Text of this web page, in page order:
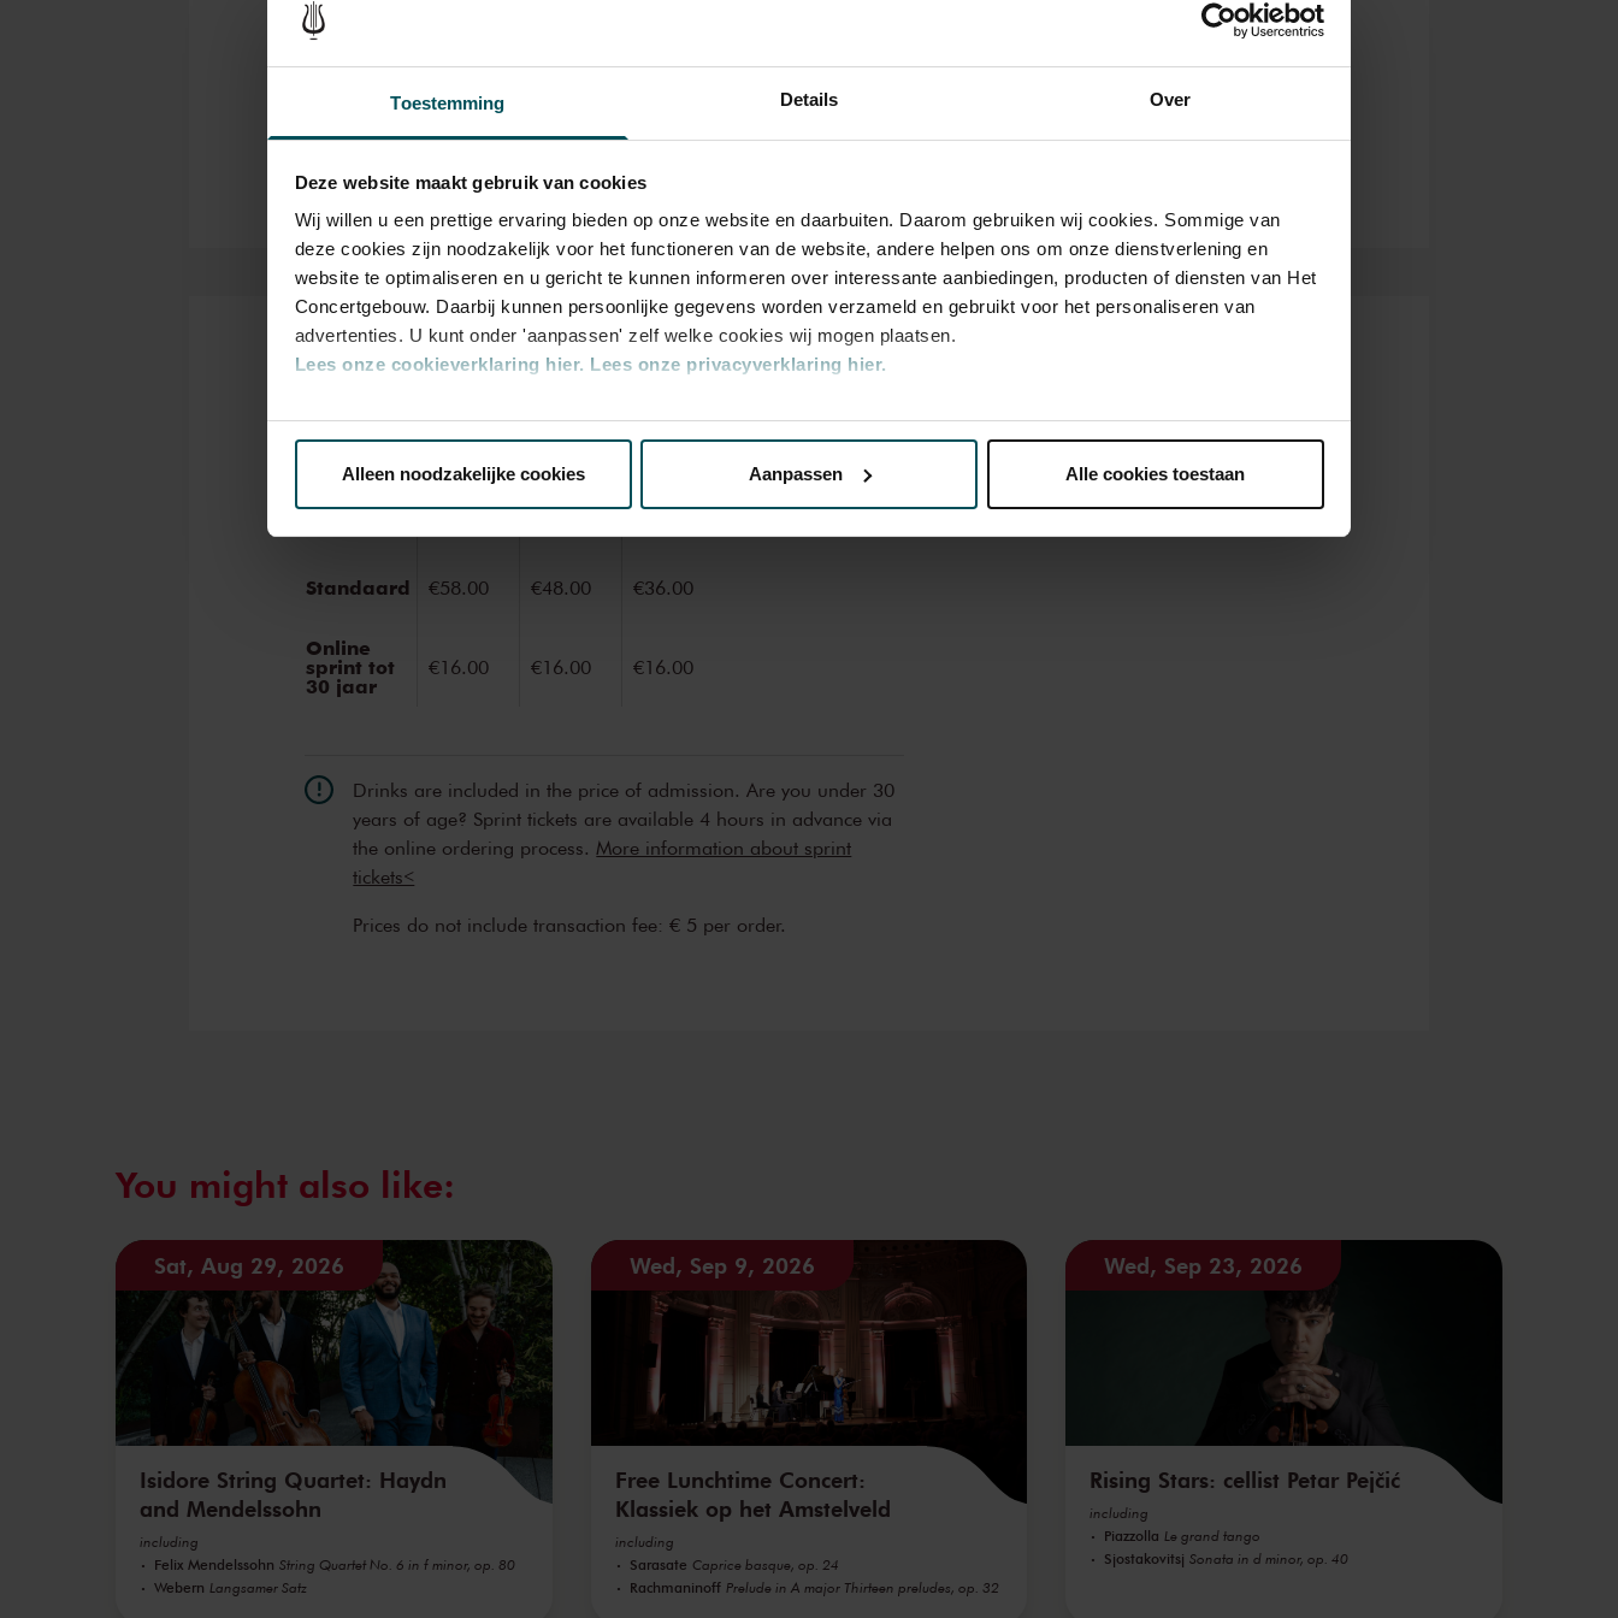
Toestemming Details Over
Deze website maakt gebruik van cookies
Wij willen u een prettige ervaring bieden op onze website en daarbuiten. Daarom gebruiken wij cookies. Sommige van
deze cookies zijn noodzakelijk voor het functioneren van de website, andere helpen ons om onze dienstverlening en
website te optimaliseren en u gericht te kunnen informeren over interessante aanbiedingen, producten of diensten van Het
Concertgebouw. Daarbij kunnen persoonlijke gegevens worden verzameld en gebruikt voor het personaliseren van
advertenties. U kunt onder 'aanpassen' zelf welke cookies wij mogen plaatsen.
Lees onze cookieverklaring hier. Lees onze privacyverklaring hier.
Via decookieverklaringop onze website kunt u uw toestemming op elk moment wijzigen of intrekken.
We werken samen met32 derdendie uw gegevens kunnen ontvangen en verwerken.
Alleen noodzakelijke cookies Aanpassen Alle cookies toestaan
hall is also cherished by musicians for its beautiful acoustics and direct
the Recital Hall for yourself!
Het Concertgebouw Eigen Programmering
Tickets
Category
Category
2
Standaard €58.00 €48.00 €36.00
Online
sprint tot
30 jaar
€16.00 €16.00 €16.00
Drinks are included in the price of admission. Are you under 30
years of age? Sprint tickets are available 4 hours in advance via
the online ordering process. More information about sprint
tickets<
Prices do not include transaction fee: € 5 per order.
You might also like:
Sat, Aug 29, 2026
Isidore String Quartet: Haydn
and Mendelssohn
including
Felix Mendelssohn String Quartet No. 6 in f minor, op. 80
Webern Langsamer Satz
Wed, Sep 9, 2026
Free Lunchtime Concert:
Klassiek op het Amstelveld
including
Sarasate Caprice basque, op. 24
Rachmaninoff Prelude in A major Thirteen preludes, op. 32
Wed, Sep 23, 2026
Rising Stars: cellist Petar Pejčić
including
Piazzolla Le grand tango
Sjostakovitsj Sonata in d minor, op. 40